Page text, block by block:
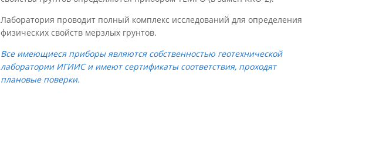
Лаборатория проводит полный комплекс исследований для определения
физических свойств мерзлых грунтов.
Все имеющиеся приборы являются собственностью геотехнической
лаборатории ИГИИС и имеют сертификаты соответствия, проходят
плановые поверки.